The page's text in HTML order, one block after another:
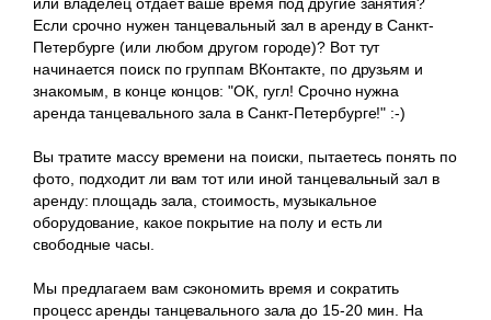
Если срочно нужен танцевальный зал в аренду в Санкт-
Петербурге (или любом другом городе)? Вот тут
начинается поиск по группам ВКонтакте, по друзьям и
знакомым, в конце концов: "ОК, гугл! Срочно нужна
аренда танцевального зала в Санкт-Петербурге!" :-)
Вы тратите массу времени на поиски, пытаетесь понять по
фото, подходит ли вам тот или иной танцевальный зал в
аренду: площадь зала, стоимость, музыкальное
оборудование, какое покрытие на полу и есть ли
свободные часы.
Мы предлагаем вам сэкономить время и сократить
процесс аренды танцевального зала до 15-20 мин. На